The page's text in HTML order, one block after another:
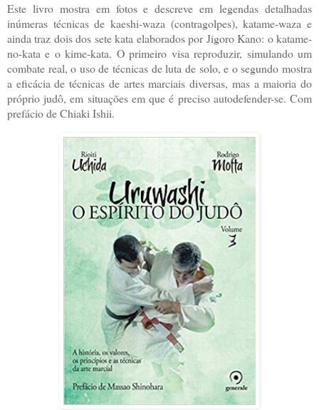
Este livro mostra em fotos e descreve em legendas detalhadas
inúmeras técnicas de kaeshi-waza (contragolpes), katame-waza e
ainda traz dois dos sete kata elaborados por Jigoro Kano: o katame-
no-kata e o kime-kata. O primeiro visa reproduzir, simulando um
combate real, o uso de técnicas de luta de solo, e o segundo mostra
a eficácia de técnicas de artes marciais diversas, mas a maioria do
próprio judô, em situações em que é preciso autodefender-se. Com
prefácio de Chiaki Ishii.